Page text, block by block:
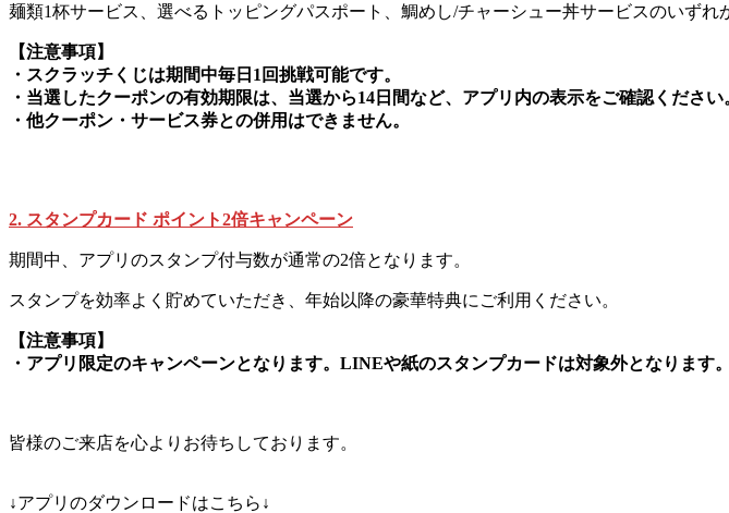
麺類1杯サービス、選べるトッピングパスポート、鯛めし/チャーシュー丼サービスのいず
【注意事項】
・スクラッチくじは期間中毎日1回挑戦可能です。
・当選したクーポンの有効期限は、当選から14日間など、アプリ内の表示をご確認ください
・他クーポン・サービス券との併用はできません。
2. スタンプカード ポイント2倍キャンペーン
期間中、アプリのスタンプ付与数が通常の2倍となります。
スタンプを効率よく貯めていただき、年始以降の豪華特典にご利用ください。
【注意事項】
・アプリ限定のキャンペーンとなります。LINEや紙のスタンプカードは対象外となります。
皆様のご来店を心よりお待ちしております。
↓アプリのダウンロードはこちら↓